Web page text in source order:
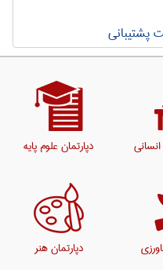
پشتیبانی
دپارتمان علوم پایه
دپارتمان هنر